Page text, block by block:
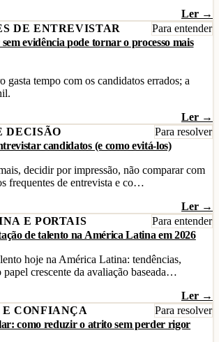
Ler →
DE ENTREVISTAR
Para entender
evidência pode tornar o processo mais
gasta tempo com os candidatos errados; a
Ler →
DECISÃO
Para resolver
candidatos (e como evitá-los)
decidir por impressão, não comparar com
frequentes de entrevista e co…
Ler →
E PORTAIS
Para entender
de talento na América Latina em 2026
hoje na América Latina: tendências,
papel crescente da avaliação baseada…
Ler →
CONFIANÇA
Para resolver
como reduzir o atrito sem perder rigor